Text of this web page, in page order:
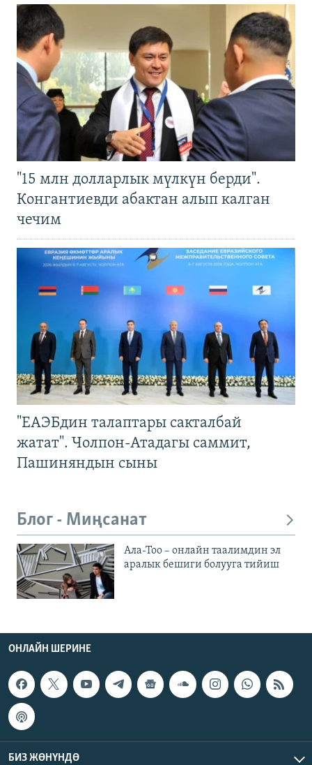
"15 млн долларлык мүлкүн берди".
Конгантиевди абактан алып калган
чечим
"ЕАЭБдин талаптары сакталбай
жатат". Чолпон-Атадагы саммит,
Пашиняндын сыны
Блог - Миңсанат
Ала-Тоо – онлайн таалимдин эл
аралык бешиги болууга тийиш
ОНЛАЙН ШЕРИНЕ
БИЗ ЖӨНҮНДӨ